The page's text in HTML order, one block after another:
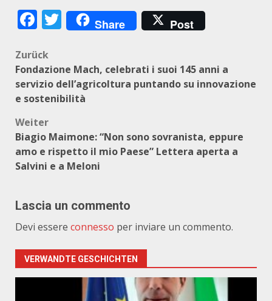
Facebook
Twitter
Share Post
Beitragsnavigation
Zurück
Fondazione Mach, celebrati i suoi 145 anni a
servizio dell’agricoltura puntando su innovazione
e sostenibilità
Weiter
Biagio Maimone: “Non sono sovranista, eppure
amo e rispetto il mio Paese” Lettera aperta a
Salvini e a Meloni
Lascia un commento
Devi essere connesso per inviare un commento.
VERWANDTE GESCHICHTEN